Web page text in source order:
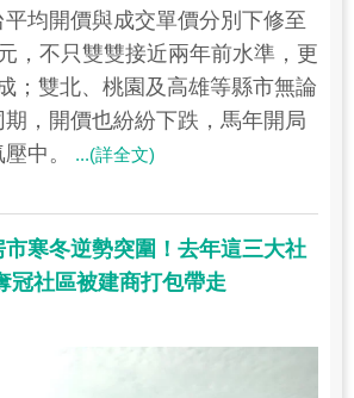
均開價與成交單價分別下修至
，不只雙雙接近兩年前水準，更
；雙北、桃園及高雄等縣市無論
，開價也紛紛下跌，馬年開局
中。
...(詳全文)
寒冬逆勢突圍！去年這三大社
冠社區被建商打包帶走